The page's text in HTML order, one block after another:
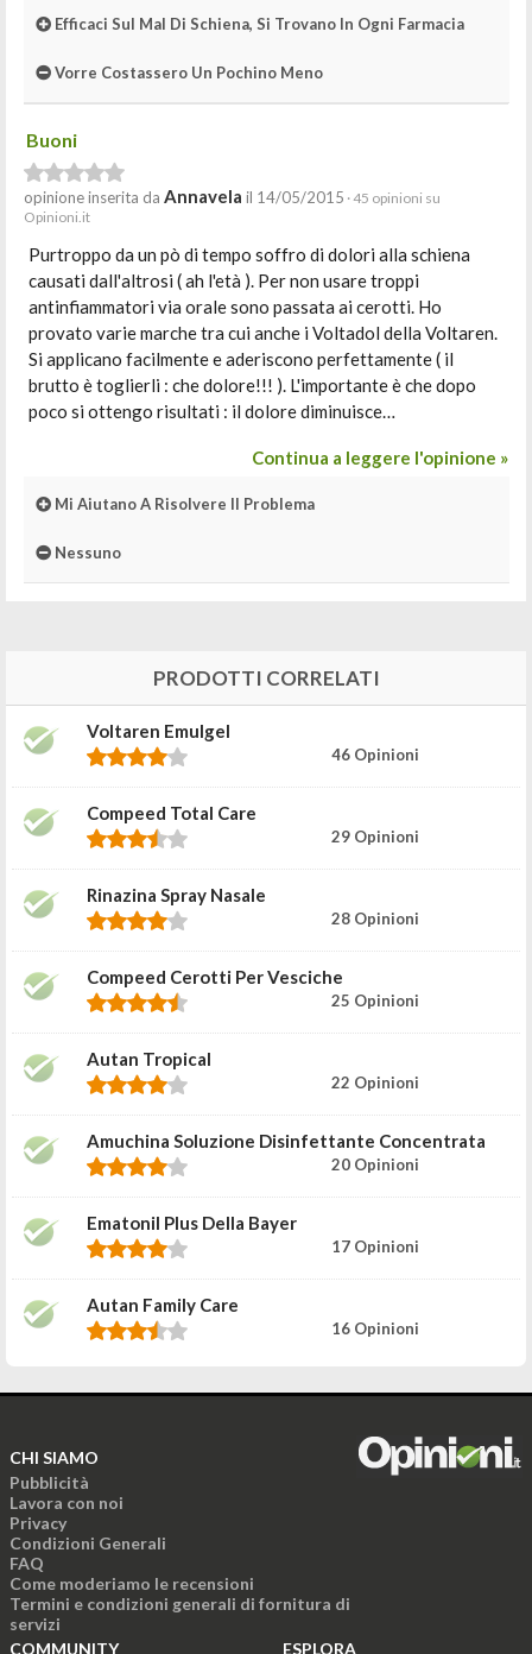
Efficaci Sul Mal Di Schiena, Si Trovano In Ogni Farmacia
Vorre Costassero Un Pochino Meno
Buoni
opinione inserita da Annavela il 14/05/2015 · 45 opinioni su
Opinioni.it
Purtroppo da un pò di tempo soffro di dolori alla schiena
causati dall'altrosi ( ah l'età ). Per non usare troppi
antinfiammatori via orale sono passata ai cerotti. Ho
provato varie marche tra cui anche i Voltadol della Voltaren.
Si applicano facilmente e aderiscono perfettamente ( il
brutto è toglierli : che dolore!!! ). L'importante è che dopo
poco si ottengo risultati : il dolore diminuisce…
Continua a leggere l'opinione »
Mi Aiutano A Risolvere Il Problema
Nessuno
PRODOTTI CORRELATI
Voltaren Emulgel
46 Opinioni
Compeed Total Care
29 Opinioni
Rinazina Spray Nasale
28 Opinioni
Compeed Cerotti Per Vesciche
25 Opinioni
Autan Tropical
22 Opinioni
Amuchina Soluzione Disinfettante Concentrata
20 Opinioni
Ematonil Plus Della Bayer
17 Opinioni
Autan Family Care
16 Opinioni
CHI SIAMO
Pubblicità
Lavora con noi
Privacy
Condizioni Generali
FAQ
Come moderiamo le recensioni
Termini e condizioni generali di fornitura di
servizi
COMMUNITY
ESPLORA